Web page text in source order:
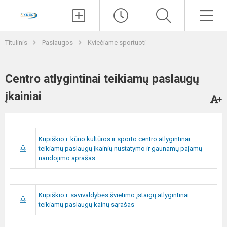
Titulinis Paslaugos Kviečiame sportuoti
Centro atlygintinai teikiamų paslaugų
įkainiai
Kupiškio r. kūno kultūros ir sporto centro atlygintinai
teikiamų paslaugų įkainių nustatymo ir gaunamų pajamų
naudojimo aprašas
Kupiškio r. savivaldybės švietimo įstaigų atlygintinai
teikiamų paslaugų kainų sąrašas